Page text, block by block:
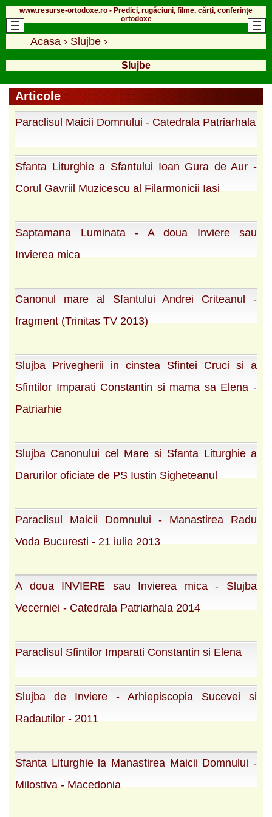
www.resurse-ortodoxe.ro - Predici, rugăciuni, filme, cărți, conferințe
ortodoxe
Acasa › Slujbe ›
Slujbe
Articole
Paraclisul Maicii Domnului - Catedrala Patriarhala
Sfanta Liturghie a Sfantului Ioan Gura de Aur -
Corul Gavriil Muzicescu al Filarmonicii Iasi
Saptamana Luminata - A doua Inviere sau
Invierea mica
Canonul mare al Sfantului Andrei Criteanul -
fragment (Trinitas TV 2013)
Slujba Privegherii in cinstea Sfintei Cruci si a
Sfintilor Imparati Constantin si mama sa Elena -
Patriarhie
Slujba Canonului cel Mare si Sfanta Liturghie a
Darurilor oficiate de PS Iustin Sigheteanul
Paraclisul Maicii Domnului - Manastirea Radu
Voda Bucuresti - 21 iulie 2013
A doua INVIERE sau Invierea mica - Slujba
Vecerniei - Catedrala Patriarhala 2014
Paraclisul Sfintilor Imparati Constantin si Elena
Slujba de Inviere - Arhiepiscopia Sucevei si
Radautilor - 2011
Sfanta Liturghie la Manastirea Maicii Domnului -
Milostiva - Macedonia